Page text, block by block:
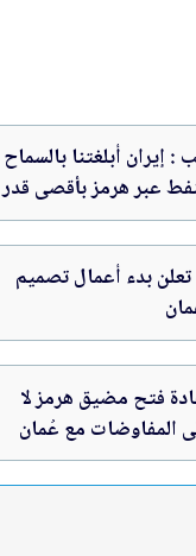
: إيران أبلغتنا بالسماح
عبر هرمز بأقصى قدر
بدء أعمال تصميم
فتح مضيق هرمز لا
المفاوضات مع عُمان